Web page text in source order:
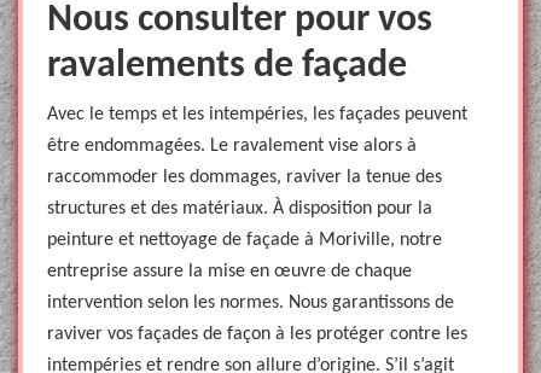
Nous consulter pour vos
ravalements de façade
Avec le temps et les intempéries, les façades peuvent
être endommagées. Le ravalement vise alors à
raccommoder les dommages, raviver la tenue des
structures et des matériaux. À disposition pour la
peinture et nettoyage de façade à Moriville, notre
entreprise assure la mise en œuvre de chaque
intervention selon les normes. Nous garantissons de
raviver vos façades de façon à les protéger contre les
intempéries et rendre son allure d’origine. S’il s’agit